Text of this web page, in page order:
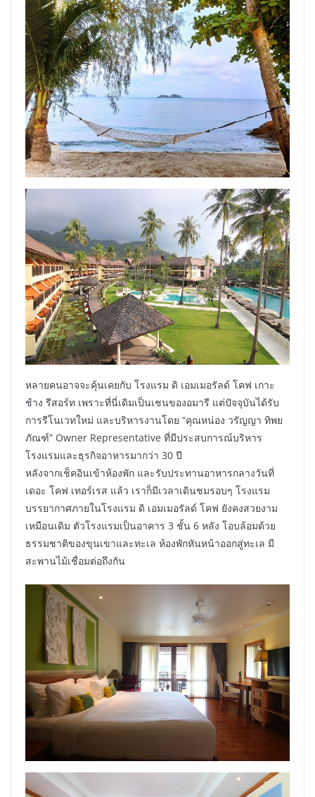
หลายคนอาจจะคุ้นเคยกับ โรงแรม ดิ เอมเมอรัลด์ โคฟ เกาะ
ช้าง รีสอร์ท เพราะที่นี่เดิมเป็นเชนของอมารี แต่ปัจจุบันได้รับ
การรีโนเวทใหม่ และบริหารงานโดย “คุณหน่อง วรัญญา ทิพย
ภัณฑ์” Owner Representative ที่มีประสบการณ์บริหาร
โรงแรมและธุรกิจอาหารมากว่า 30 ปี
หลังจากเช็คอินเข้าห้องพัก และรับประทานอาหารกลางวันที่
เดอะ โคฟ เทอร์เรส แล้ว เราก็มีเวลาเดินชมรอบๆ โรงแรม
บรรยากาศภายในโรงแรม ดิ เอมเมอรัลด์ โคฟ ยังคงสวยงาม
เหมือนเดิม ตัวโรงแรมเป็นอาคาร 3 ชั้น 6 หลัง โอบล้อมด้วย
ธรรมชาติของขุนเขาและทะเล ห้องพักหันหน้าออกสู่ทะเล มี
สะพานไม้เชื่อมต่อถึงกัน